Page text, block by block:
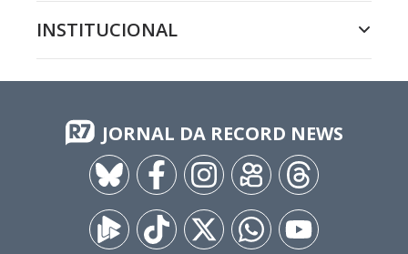
INSTITUCIONAL
JORNAL DA RECORD NEWS